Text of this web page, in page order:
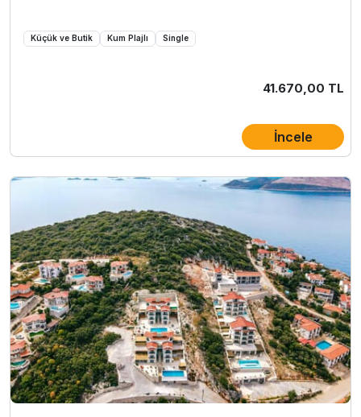
Küçük ve Butik Kum Plajlı Single
41.670,00 TL
İncele